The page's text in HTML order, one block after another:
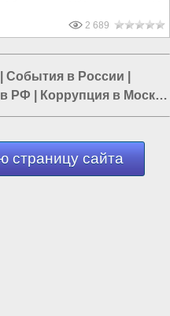
2 689
События в России
в РФ
Коррупция в Москве
в судах
страницу сайта